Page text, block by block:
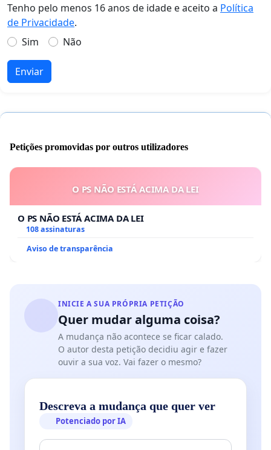
Tenho pelo menos 16 anos de idade e aceito a Política
de Privacidade.
Sim
Não
Enviar
Petições promovidas por outros utilizadores
O PS NÃO ESTÁ ACIMA DA LEI
O PS NÃO ESTÁ ACIMA DA LEI
108 assinaturas
Aviso de transparência
INICIE A SUA PRÓPRIA PETIÇÃO
Quer mudar alguma coisa?
A mudança não acontece se ficar calado.
O autor desta petição decidiu agir e fazer
ouvir a sua voz. Vai fazer o mesmo?
Descreva a mudança que quer ver
Potenciado por IA